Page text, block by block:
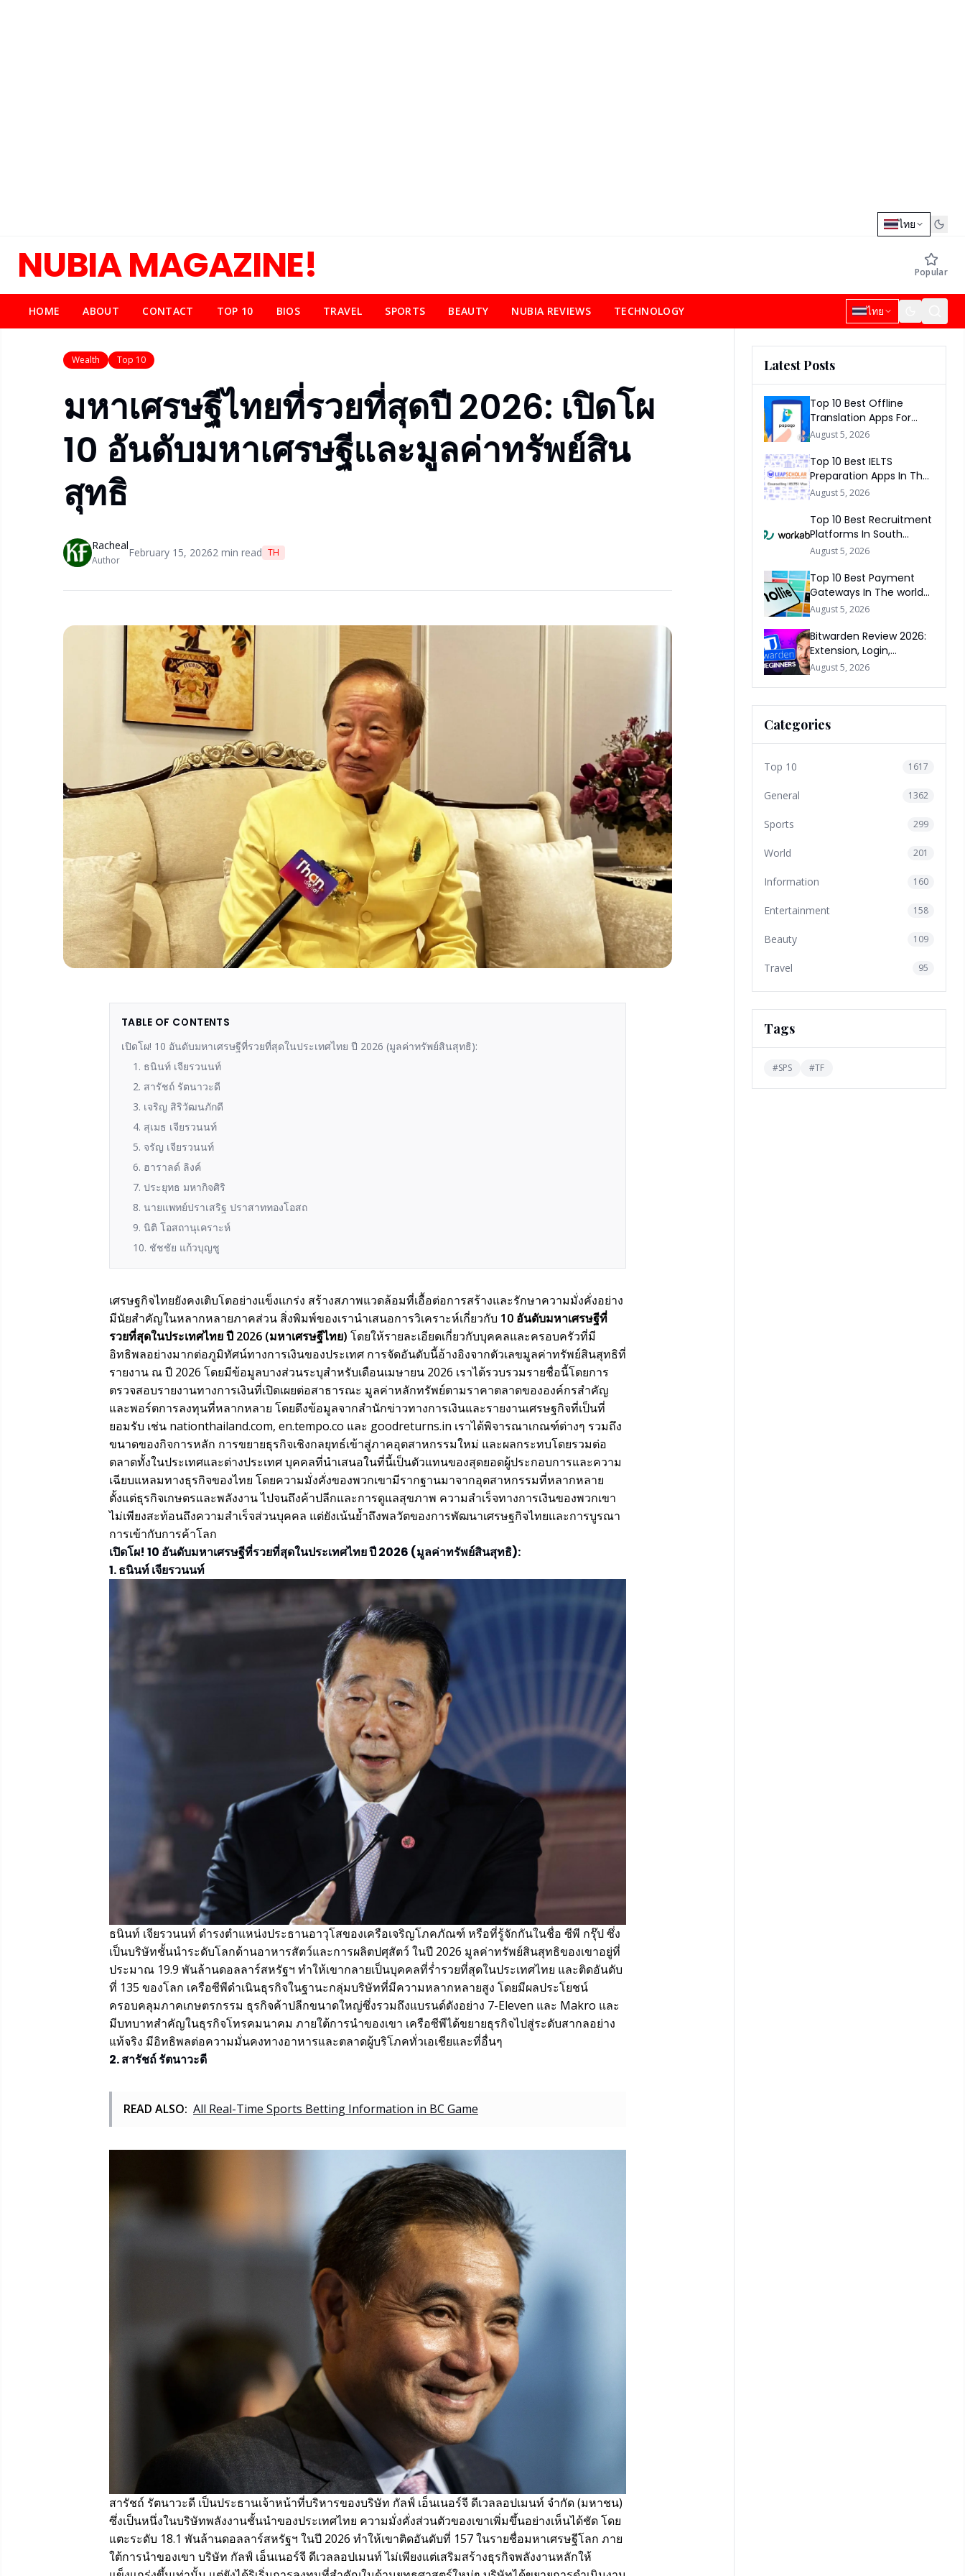
ไทย
NUBIA MAGAZINE! Popular
HOME ABOUT CONTACT TOP 10 BIOS TRAVEL SPORTS BEAUTY NUBIA REVIEWS TECHNOLOGY ไทย
Wealth Top 10
มหาเศรษฐีไทยที่รวยที่สุดปี 2026: เปิดโผ
10 อันดับมหาเศรษฐีและมูลค่าทรัพย์สิน
สุทธิ
Racheal
Author
February 15, 20262 min read TH
TABLE OF CONTENTS
เปิดโผ! 10 อันดับมหาเศรษฐีที่รวยที่สุดในประเทศไทย ปี 2026 (มูลค่าทรัพย์สินสุทธิ):
1. ธนินท์ เจียรวนนท์
2. สารัชถ์ รัตนาวะดี
3. เจริญ สิริวัฒนภักดี
4. สุเมธ เจียรวนนท์
5. จรัญ เจียรวนนท์
6. ฮาราลด์ ลิงค์
7. ประยุทธ มหากิจศิริ
8. นายแพทย์ปราเสริฐ ปราสาททองโอสถ
9. นิติ โอสถานุเคราะห์
10. ชัชชัย แก้วบุญชู
เศรษฐกิจไทยยังคงเติบโตอย่างแข็งแกร่ง สร้างสภาพแวดล้อมที่เอื้อต่อการสร้างและรักษาความมั่งคั่งอย่าง
มีนัยสำคัญในหลากหลายภาคส่วน สิ่งพิมพ์ของเรานำเสนอการวิเคราะห์เกี่ยวกับ 10 อันดับมหาเศรษฐีที่
รวยที่สุดในประเทศไทย ปี 2026 (มหาเศรษฐีไทย) โดยให้รายละเอียดเกี่ยวกับบุคคลและครอบครัวที่มี
อิทธิพลอย่างมากต่อภูมิทัศน์ทางการเงินของประเทศ การจัดอันดับนี้อ้างอิงจากตัวเลขมูลค่าทรัพย์สินสุทธิที่
รายงาน ณ ปี 2026 โดยมีข้อมูลบางส่วนระบุสำหรับเดือนเมษายน 2026 เราได้รวบรวมรายชื่อนี้โดยการ
ตรวจสอบรายงานทางการเงินที่เปิดเผยต่อสาธารณะ มูลค่าหลักทรัพย์ตามราคาตลาดขององค์กรสำคัญ
และพอร์ตการลงทุนที่หลากหลาย โดยดึงข้อมูลจากสำนักข่าวทางการเงินและรายงานเศรษฐกิจที่เป็นที่
ยอมรับ เช่น nationthailand.com, en.tempo.co และ goodreturns.in เราได้พิจารณาเกณฑ์ต่างๆ รวมถึง
ขนาดของกิจการหลัก การขยายธุรกิจเชิงกลยุทธ์เข้าสู่ภาคอุตสาหกรรมใหม่ และผลกระทบโดยรวมต่อ
ตลาดทั้งในประเทศและต่างประเทศ บุคคลที่นำเสนอในที่นี้เป็นตัวแทนของสุดยอดผู้ประกอบการและความ
เฉียบแหลมทางธุรกิจของไทย โดยความมั่งคั่งของพวกเขามีรากฐานมาจากอุตสาหกรรมที่หลากหลาย
ตั้งแต่ธุรกิจเกษตรและพลังงาน ไปจนถึงค้าปลีกและการดูแลสุขภาพ ความสำเร็จทางการเงินของพวกเขา
ไม่เพียงสะท้อนถึงความสำเร็จส่วนบุคคล แต่ยังเน้นย้ำถึงพลวัตของการพัฒนาเศรษฐกิจไทยและการบูรณา
การเข้ากับการค้าโลก
เปิดโผ! 10 อันดับมหาเศรษฐีที่รวยที่สุดในประเทศไทย ปี 2026 (มูลค่าทรัพย์สินสุทธิ):
1. ธนินท์ เจียรวนนท์
ธนินท์ เจียรวนนท์ ดำรงตำแหน่งประธานอาวุโสของเครือเจริญโภคภัณฑ์ หรือที่รู้จักกันในชื่อ ซีพี กรุ๊ป ซึ่ง
เป็นบริษัทชั้นนำระดับโลกด้านอาหารสัตว์และการผลิตปศุสัตว์ ในปี 2026 มูลค่าทรัพย์สินสุทธิของเขาอยู่ที่
ประมาณ 19.9 พันล้านดอลลาร์สหรัฐฯ ทำให้เขากลายเป็นบุคคลที่ร่ำรวยที่สุดในประเทศไทย และติดอันดับ
ที่ 135 ของโลก เครือซีพีดำเนินธุรกิจในฐานะกลุ่มบริษัทที่มีความหลากหลายสูง โดยมีผลประโยชน์
ครอบคลุมภาคเกษตรกรรม ธุรกิจค้าปลีกขนาดใหญ่ซึ่งรวมถึงแบรนด์ดังอย่าง 7-Eleven และ Makro และ
มีบทบาทสำคัญในธุรกิจโทรคมนาคม ภายใต้การนำของเขา เครือซีพีได้ขยายธุรกิจไปสู่ระดับสากลอย่าง
แท้จริง มีอิทธิพลต่อความมั่นคงทางอาหารและตลาดผู้บริโภคทั่วเอเชียและที่อื่นๆ
2. สารัชถ์ รัตนาวะดี
READ ALSO: All Real-Time Sports Betting Information in BC Game
สารัชถ์ รัตนาวะดี เป็นประธานเจ้าหน้าที่บริหารของบริษัท กัลฟ์ เอ็นเนอร์จี ดีเวลลอปเมนท์ จำกัด (มหาชน)
ซึ่งเป็นหนึ่งในบริษัทพลังงานชั้นนำของประเทศไทย ความมั่งคั่งส่วนตัวของเขาเพิ่มขึ้นอย่างเห็นได้ชัด โดย
แตะระดับ 18.1 พันล้านดอลลาร์สหรัฐฯ ในปี 2026 ทำให้เขาติดอันดับที่ 157 ในรายชื่อมหาเศรษฐีโลก ภาย
ใต้การนำของเขา บริษัท กัลฟ์ เอ็นเนอร์จี ดีเวลลอปเมนท์ ไม่เพียงแต่เสริมสร้างธุรกิจพลังงานหลักให้
Latest Posts
Top 10 Best Offline
Translation Apps For
Travel In 2026
August 5, 2026
Top 10 Best IELTS
Preparation Apps In The
World 2026
August 5, 2026
Top 10 Best Recruitment
Platforms In South
Africa 2026
August 5, 2026
Top 10 Best Payment
Gateways In The world
2026
August 5, 2026
Bitwarden Review 2026:
Extension, Login,
Download, Free Plan, App
August 5, 2026
Categories
Top 10 1617
General 1362
Sports 299
World 201
Information 160
Entertainment 158
Beauty 109
Travel 95
Tags
#SPS #TF